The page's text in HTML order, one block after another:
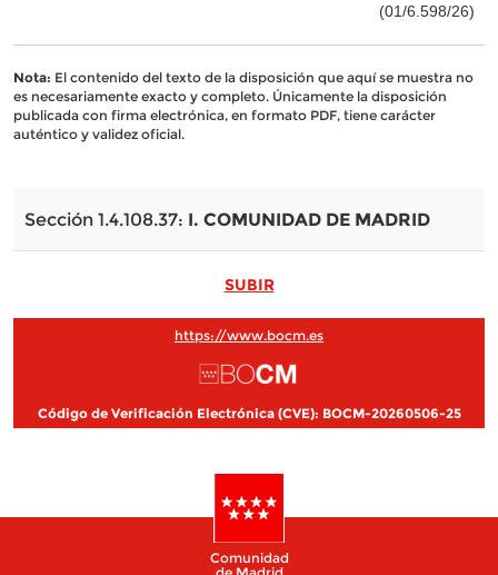
(01/6.598/26)
Nota: El contenido del texto de la disposición que aquí se muestra no
es necesariamente exacto y completo. Únicamente la disposición
publicada con firma electrónica, en formato PDF, tiene carácter
auténtico y validez oficial.
Sección 1.4.108.37: I. COMUNIDAD DE MADRID
SUBIR
https://www.bocm.es
Código de Verificación Electrónica (CVE): BOCM-20260506-25
Comunidad